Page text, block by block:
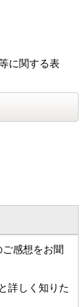
に関する表
感想をお聞
詳しく知りた